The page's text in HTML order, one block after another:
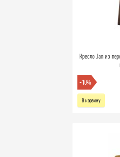
Кресло Jan из
-10%
В корзину